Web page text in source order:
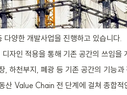
양한 개발사업을 진행하고 있습니다.
인 적용을 통해 기존 공간의 쓰임을
하천부지, 폐광 등 기존 공간의 기능
Value Chain 전 단계에 걸쳐 종합